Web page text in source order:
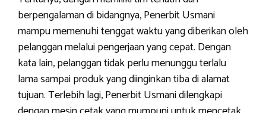
berpengalaman di bidangnya, Penerbit Usmani
mampu memenuhi tenggat waktu yang diberikan oleh
pelanggan melalui pengerjaan yang cepat. Dengan
kata lain, pelanggan tidak perlu menunggu terlalu
lama sampai produk yang diinginkan tiba di alamat
tujuan. Terlebih lagi, Penerbit Usmani dilengkapi